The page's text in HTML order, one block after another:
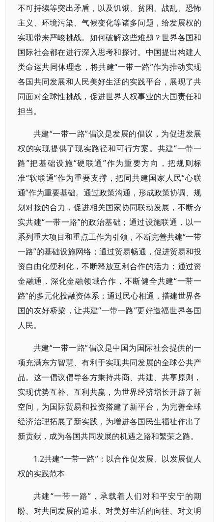
不可持续等突出矛盾，以及饥饿、贫困、战乱、恐怖
主义、环境污染、气候变化等诸多问题，给发展权的
实现带来严峻挑战。如何破解这些难题？世界各国和
国际社会都在进行深入思考和探讨。中国提出构建人
类命运共同体理念，将共建“一带一路”作为推动实现
各国共同发展和人民美好生活的实践平台，展现了共
同面对全球性挑战，促进世界人权事业的大国责任和
担当。
共建“一带一路”倡议是发展的倡议，为促进发展
权的实现提供了现实路径和可行方案。共建“一带一
路”把基础设施“硬联通”作为重要方向，把规则标
准“软联通”作为重要支撑，把同共建国家人民“心联
通”作为重要基础。通过政策沟通，形成政策协调、规
划对接的合力，促进相关国家协同联动发展，不断夯
实共建“一带一路”的政治基础；通过设施联通，以一
系列重大项目和重点工作为引领，不断完善共建“一带
一路”的基础设施网络；通过贸易畅通，促进贸易和投
资自由化便利化，不断释放互利合作的活力；通过资
金融通，深化金融领域合作，不断健全共建“一带一
路”的多元化投融资体系；通过民心相通，搭建世界各
国的友好桥梁，让共建“一带一路”更好造福世界各国
人民。
共建“一带一路”倡议是中国为国际社会提供的一
项充满东方智慧、有利于实现共同发展的全球公共产
品。这一倡议倡导各方秉持共商、共建、共享原则，
实现优势互补、互利共赢，为世界经济增长开辟了新
空间，为国际贸易和投资搭建了新平台，为完善全球
经济治理拓展了新实践，为增进各国民生福祉作出了
新贡献，成为各国共同发展的机遇之路和繁荣之路。
1.2共建“一带一路”：以合作促发展、以发展促人
权的实践范本
共建“一带一路”，承载着人们对和平安宁的期
盼、对共同发展的追求、对美好生活的向往、对文明